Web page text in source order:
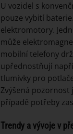
U vozidel s
pouze vybití
elektromotory.
může
mobilní telefony
upřednostňují
tlumivky pro
Zvýšená pozornost
případě potřeby
Trendy a vývoje v